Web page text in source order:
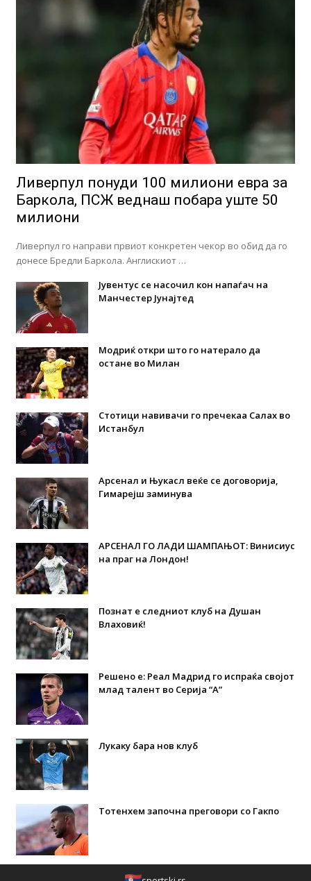
Ливерпул понуди 100 милиони евра за
Баркола, ПСЖ веднаш побара уште 50
милиони
Ливерпул го направи првиот конкретен чекор во обид да го
донесе Бредли Баркола. Англискиот …
Јувентус се насочил кон напаѓач на
Манчестер Јунајтед
Модриќ откри што го натерало да
остане во Милан
Стотици навивачи го пречекаа Салах во
Истанбул
Арсенал и Њукасл веќе се договорија,
Гимарејш заминува
АРСЕНАЛ ГО ЛАДИ ШАМПАЊОТ: Винисиус
на праг на Лондон!
Познат е следниот клуб на Душан
Влаховиќ!
Решено е: Реал Мадрид го испраќа својот
млад талент во Серија “А”
Лукаку бара нов клуб
Тотенхем започна преговори со Гакпо